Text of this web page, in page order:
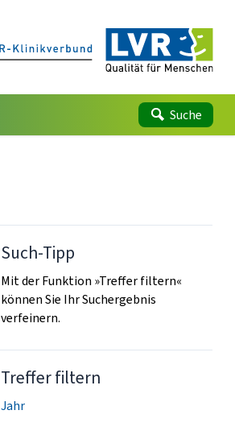
Suche
Such-Tipp
Mit der Funktion »Treffer filtern«
können Sie Ihr Suchergebnis
verfeinern.
Treffer filtern
Jahr